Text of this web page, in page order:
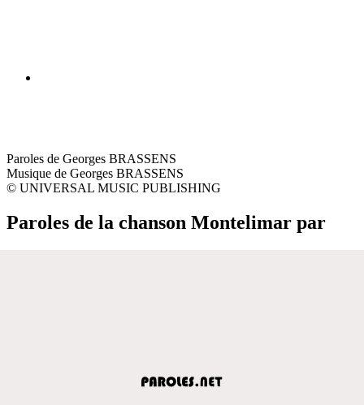
Paroles de Georges BRASSENS
Musique de Georges BRASSENS
© UNIVERSAL MUSIC PUBLISHING
Paroles de la chanson Montelimar par